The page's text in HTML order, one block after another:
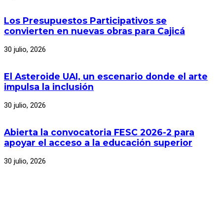
Los Presupuestos Participativos se
convierten en nuevas obras para Cajicá
30 julio, 2026
El Asteroide UAI, un escenario donde el arte
impulsa la inclusión
30 julio, 2026
Abierta la convocatoria FESC 2026-2 para
apoyar el acceso a la educación superior
30 julio, 2026